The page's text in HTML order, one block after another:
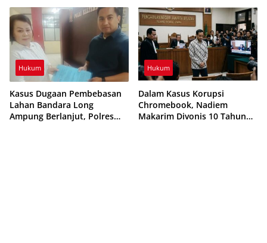
Ingatkan Potensi
Pelanggaran UU ITE
Hukum
Kasus Dugaan Pembebasan
Lahan Bandara Long
Ampung Berlanjut, Polres
Hukum
Dalam Kasus Korupsi
Chromebook, Nadiem
Makarim Divonis 10 Tahun